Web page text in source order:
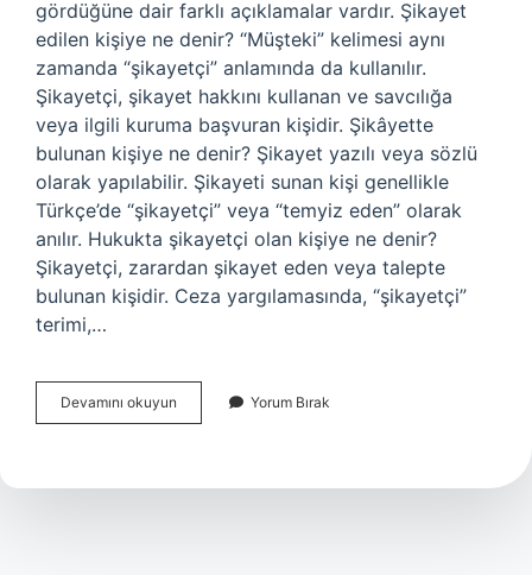
gördüğüne dair farklı açıklamalar vardır. Şikayet
edilen kişiye ne denir? “Müşteki” kelimesi aynı
zamanda “şikayetçi” anlamında da kullanılır.
Şikayetçi, şikayet hakkını kullanan ve savcılığa
veya ilgili kuruma başvuran kişidir. Şikâyette
bulunan kişiye ne denir? Şikayet yazılı veya sözlü
olarak yapılabilir. Şikayeti sunan kişi genellikle
Türkçe’de “şikayetçi” veya “temyiz eden” olarak
anılır. Hukukta şikayetçi olan kişiye ne denir?
Şikayetçi, zarardan şikayet eden veya talepte
bulunan kişidir. Ceza yargılamasında, “şikayetçi”
terimi,…
Devamını okuyun Şikayetçi
Kişiye
Yorum Bırak